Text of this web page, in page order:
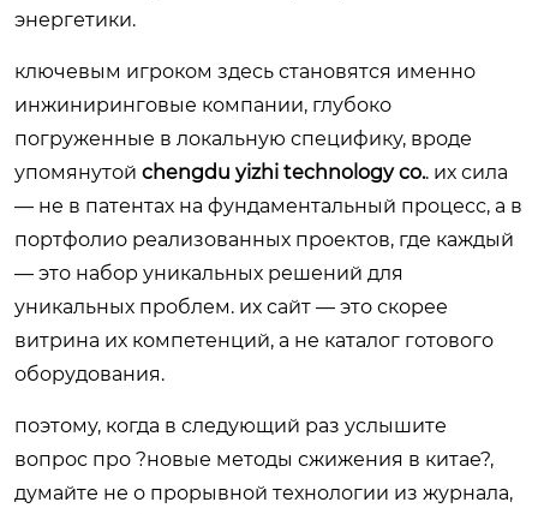
энергетики.
ключевым игроком здесь становятся именно
инжиниринговые компании, глубоко
погруженные в локальную специфику, вроде
упомянутой chengdu yizhi technology co.. их сила
— не в патентах на фундаментальный процесс, а в
портфолио реализованных проектов, где каждый
— это набор уникальных решений для
уникальных проблем. их сайт — это скорее
витрина их компетенций, а не каталог готового
оборудования.
поэтому, когда в следующий раз услышите
вопрос про ?новые методы сжижения в китае?,
думайте не о прорывной технологии из журнала,